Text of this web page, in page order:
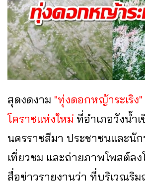
สุดงดงาม "ทุ่งดอกหญ้าระเริง
โคราชแห่งใหม่ ที่อำเภอวังน้ำ
นครราชสีมา ประชาชนและนั
เที่ยวชม และถ่ายภาพโพสต์ล
สื่อข่าวรายงานว่า ที่บริเวณริ